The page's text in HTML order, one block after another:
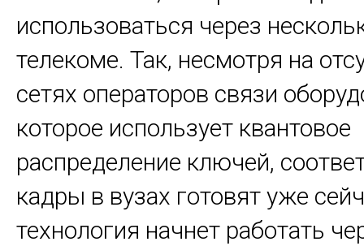
использоваться через
телекоме. Так, несмотря на
сетях операторов связи
которое использует квантовое
распределение ключей,
кадры в вузах готовят уже
технология начнет работать